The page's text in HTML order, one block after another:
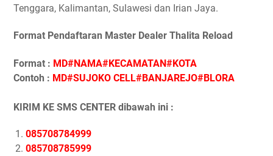
Tenggara, Kalimantan, Sulawesi dan Irian Jaya.
Format Pendaftaran Master Dealer Thalita Reload
Format : MD#NAMA#KECAMATAN#KOTA
Contoh : MD#SUJOKO CELL#BANJAREJO#BLORA
KIRIM KE SMS CENTER dibawah ini :
085708784999
085708785999